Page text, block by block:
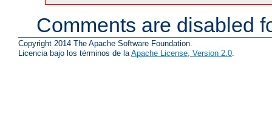
Comments are disabled
Copyright 2014 The Apache Software Foundation.
Licencia bajo los términos de laApache License, Version 2.0.